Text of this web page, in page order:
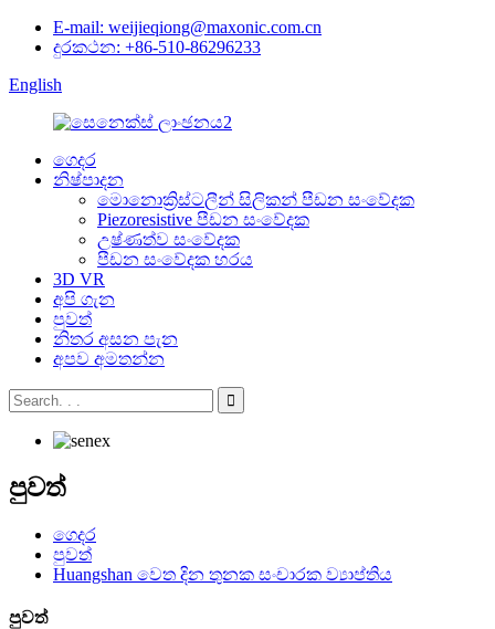
E-mail: weijieqiong@maxonic.com.cn
දුරකථන: +86-510-86296233
English
ගෙදර
නිෂ්පාදන
මොනොක්‍රිස්ටලීන් සිලිකන් පීඩන සංවේදක
Piezoresistive පීඩන සංවේදක
උෂ්ණත්ව සංවේදක
පීඩන සංවේදක හරය
3D VR
අපි ගැන
පුවත්
නිතර අසන පැන
අපව අමතන්න
පුවත්
ගෙදර
පුවත්
Huangshan වෙත දින තුනක සංචාරක ව්‍යාප්තිය
පුවත්